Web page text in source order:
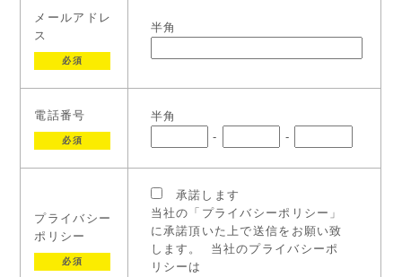
メールアドレ
ス
必須
半角
電話番号
必須
半角
-
-
プライバシー
ポリシー
必須
承諾します
当社の「プライバシーポリシー」
に承諾頂いた上で送信をお願い致
します。
当社のプライバシーポ
リシーは